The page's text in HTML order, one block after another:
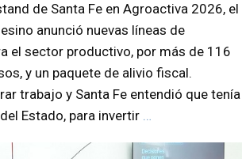
de Santa Fe en Agroactiva 2026, el
anunció nuevas líneas de
el sector productivo, por más de 116
y un paquete de alivio fiscal.
trabajo y Santa Fe entendió que tenía
Estado, para invertir …